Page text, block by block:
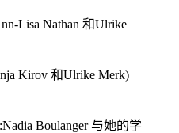
Lisa Nathan 和Ulrike
Kirov 和Ulrike Merk)
Boulanger 与她的学